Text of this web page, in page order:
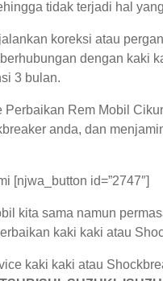
tidak terjadi hal
koreksi atau
dengan kaki
3 bulan.
Rem Mobil
anda, dan
[njwa_button id=”2747″]
kita sama namun
kaki kaki atau
kaki kaki atau